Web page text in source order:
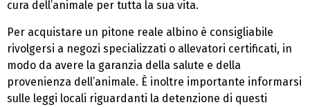
cura dell’animale per tutta la sua vita.
Per acquistare un pitone reale albino è consigliabile
rivolgersi a negozi specializzati o allevatori certificati, in
modo da avere la garanzia della salute e della
provenienza dell’animale. È inoltre importante informarsi
sulle leggi locali riguardanti la detenzione di questi